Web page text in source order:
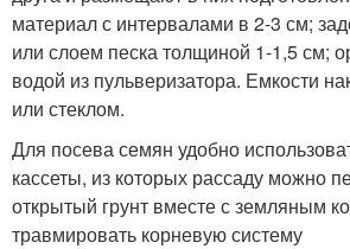
материал с интервалами в 2-3 см;
или слоем песка толщиной 1-1,5 см;
водой из пульверизатора. Емкости
или стеклом.
Для посева семян удобно
кассеты, из которых рассаду можно
открытый грунт вместе с земляным
травмировать корневую систему